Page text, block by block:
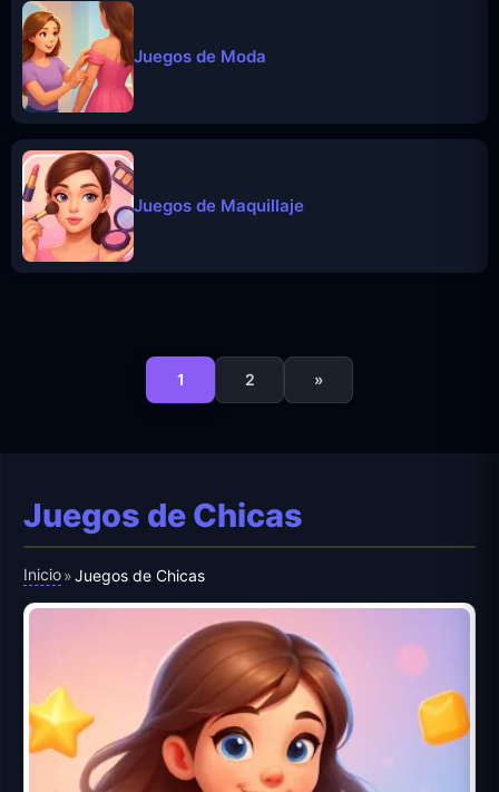
Juegos de Chicas
Inicio»Juegos de Chicas
Juegos de Moda
Juegos de Maquillaje
1 2 »